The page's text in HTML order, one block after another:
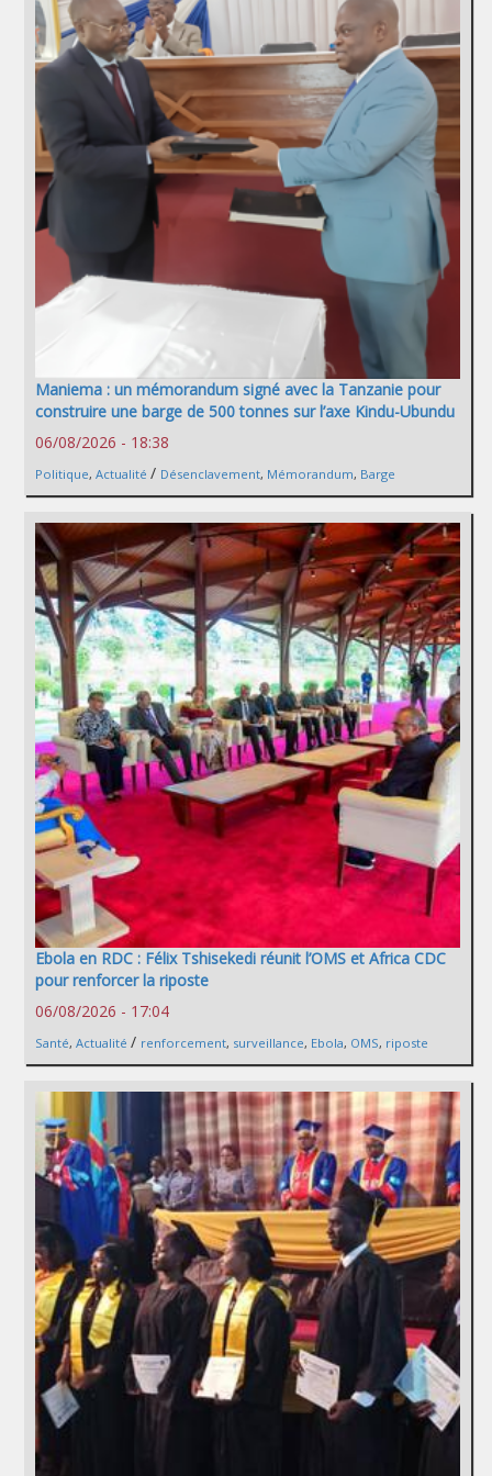
Maniema : un mémorandum signé avec la Tanzanie pour
construire une barge de 500 tonnes sur l’axe Kindu-Ubundu
06/08/2026 - 18:38
Politique, Actualité / Désenclavement, Mémorandum, Barge
Ebola en RDC : Félix Tshisekedi réunit l’OMS et Africa CDC
pour renforcer la riposte
06/08/2026 - 17:04
Santé, Actualité / renforcement, surveillance, Ebola, OMS, riposte